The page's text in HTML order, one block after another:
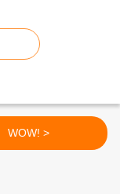
WOW! >